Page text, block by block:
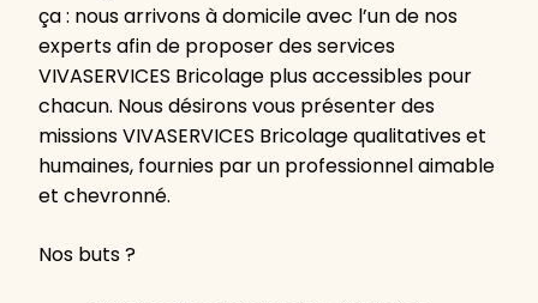
ça : nous arrivons à domicile avec l’un de nos
experts afin de proposer des services
VIVASERVICES Bricolage plus accessibles pour
chacun. Nous désirons vous présenter des
missions VIVASERVICES Bricolage qualitatives et
humaines, fournies par un professionnel aimable
et chevronné.
Nos buts ?